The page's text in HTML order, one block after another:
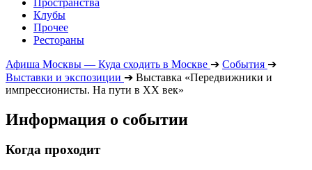
Клубы
Прочее
Рестораны
Афиша Москвы — Куда сходить в Москве ➔ События ➔
Выставки и экспозиции ➔ Выставка «Передвижники и
импрессионисты. На пути в ХХ век»
Информация о событии
Когда проходит